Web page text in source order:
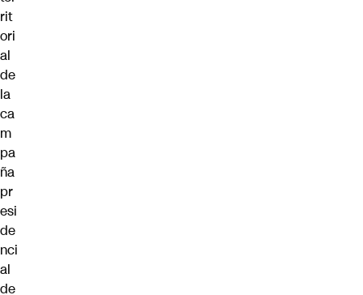
rit
ori
al
de
la
ca
m
pa
ña
pr
esi
de
nci
al
de